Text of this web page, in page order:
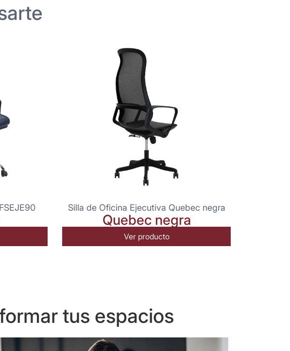
Silla de Oficina Ejecutiva Quebec negra
Quebec negra
Ver producto
tus espacios